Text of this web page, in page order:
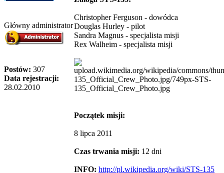
Główny administrator
Postów: 307
Data rejestracji:
28.02.2010
Christopher Ferguson - dowódca
Douglas Hurley - pilot
Sandra Magnus - specjalista misji
Rex Walheim - specjalista misji
Początek misji:
8 lipca 2011
Czas trwania misji: 12 dni
INFO: http://pl.wikipedia.org/wiki/STS-135